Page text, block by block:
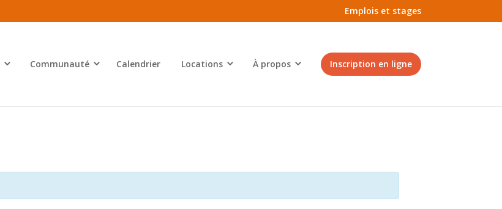
Emplois et stages
Communauté Calendrier Locations À propos Inscription en ligne